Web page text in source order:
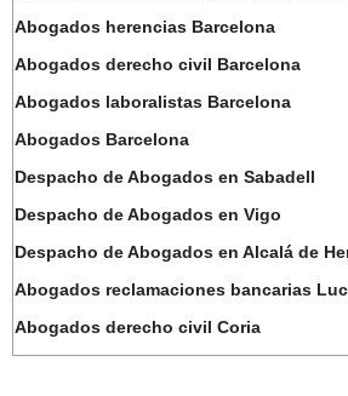
Abogados herencias Barcelona
Abogados derecho civil Barcelona
Abogados laboralistas Barcelona
Abogados Barcelona
Despacho de Abogados en Sabadell
Despacho de Abogados en Vigo
Despacho de Abogados en Alcalá de
Abogados reclamaciones bancarias
Abogados derecho civil Coria